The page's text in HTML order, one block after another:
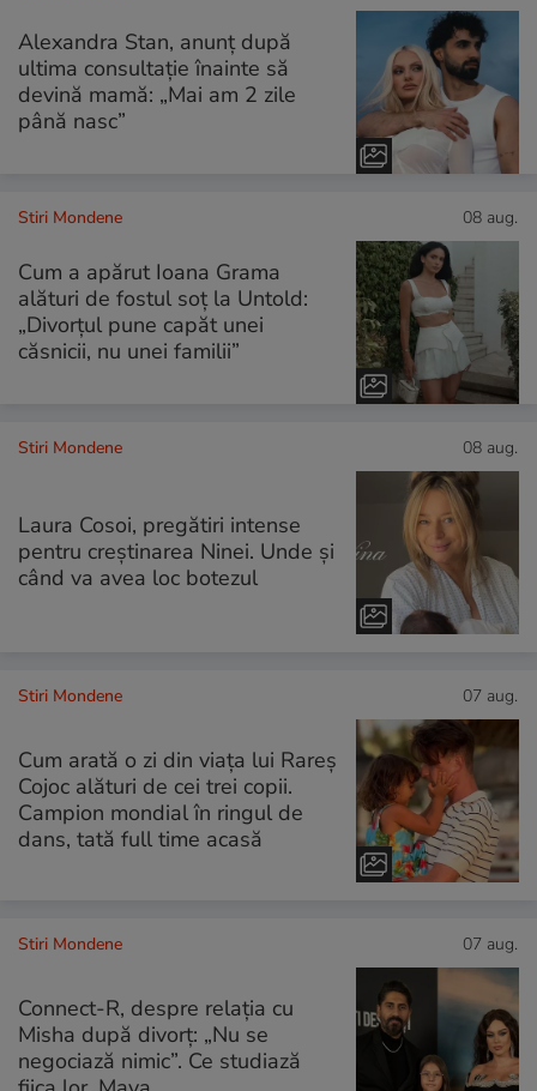
Alexandra Stan, anunț după
ultima consultație înainte să
devină mamă: „Mai am 2 zile
până nasc”
Stiri Mondene 08 aug.
Cum a apărut Ioana Grama
alături de fostul soț la Untold:
„Divorțul pune capăt unei
căsnicii, nu unei familii”
Stiri Mondene 08 aug.
Laura Cosoi, pregătiri intense
pentru creștinarea Ninei. Unde și
când va avea loc botezul
Stiri Mondene 07 aug.
Cum arată o zi din viața lui Rareș
Cojoc alături de cei trei copii.
Campion mondial în ringul de
dans, tată full time acasă
Stiri Mondene 07 aug.
Connect-R, despre relația cu
Misha după divorț: „Nu se
negociază nimic”. Ce studiază